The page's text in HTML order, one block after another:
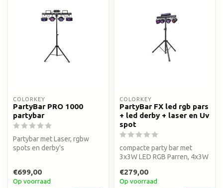
COLORKEY
PartyBar PRO 1000
partybar
Partybar met Laser, rgbw
spots en derby's
€699,00
Op voorraad
COLORKEY
PartyBar FX led rgb pars
+ led derby + laser en Uv
spot
compacte party bar met
3x3W LED RGB Parren, 4x3W
Light,...
€279,00
Op voorraad